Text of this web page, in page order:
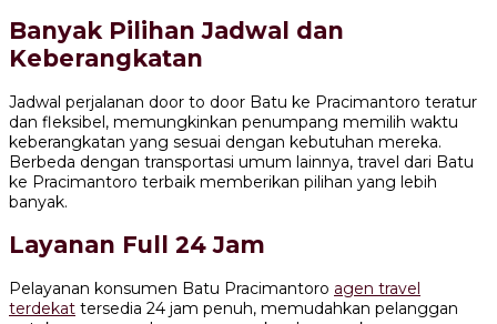
Banyak Pilihan Jadwal dan
Keberangkatan
Jadwal perjalanan door to door Batu ke Pracimantoro teratur
dan fleksibel, memungkinkan penumpang memilih waktu
keberangkatan yang sesuai dengan kebutuhan mereka.
Berbeda dengan transportasi umum lainnya, travel dari Batu
ke Pracimantoro terbaik memberikan pilihan yang lebih
banyak.
Layanan Full 24 Jam
Pelayanan konsumen Batu Pracimantoro agen travel
terdekat tersedia 24 jam penuh, memudahkan pelanggan